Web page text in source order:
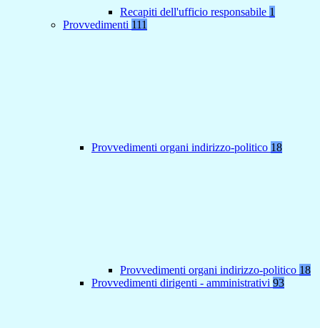
Recapiti dell'ufficio responsabile 1
Provvedimenti 111
Provvedimenti organi indirizzo-politico 18
Provvedimenti organi indirizzo-politico 18
Provvedimenti dirigenti - amministrativi 93